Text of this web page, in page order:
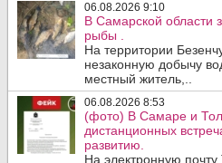
06.08.2026 9:10
В Самарской области
рыбы .
На территории
незаконную добычу
местный житель,..
06.08.2026 8:53
(фото) В Самаре и
дистанционных
развитию.
На электронную